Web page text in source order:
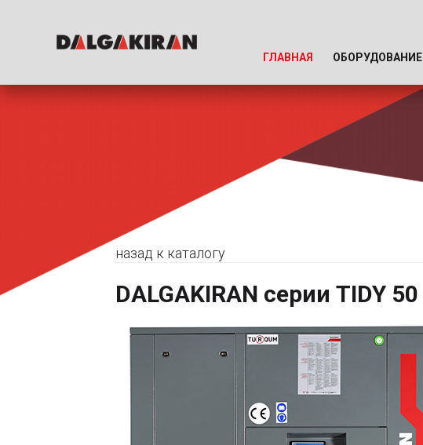
ГЛАВНАЯ ОБОРУДОВАНИЕ
назад к каталогу
DALGAKIRAN серии TIDY 50